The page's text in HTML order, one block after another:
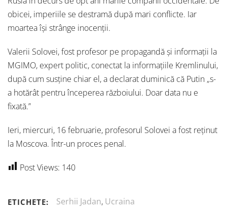
obicei, imperiile se destramă după mari conflicte. Iar
moartea își strânge inocenții.
Valerii Solovei, fost profesor pe propagandă și informații la
MGIMO, expert politic, conectat la informațiile Kremlinului,
după cum susține chiar el, a declarat duminică că Putin „s-
a hotărât pentru începerea războiului. Doar data nu e
fixată.”
Ieri, miercuri, 16 februarie, profesorul Solovei a fost reținut
la Moscova. Într-un proces penal.
Post Views: 140
ETICHETE: Serhii Jadan, Ucraina